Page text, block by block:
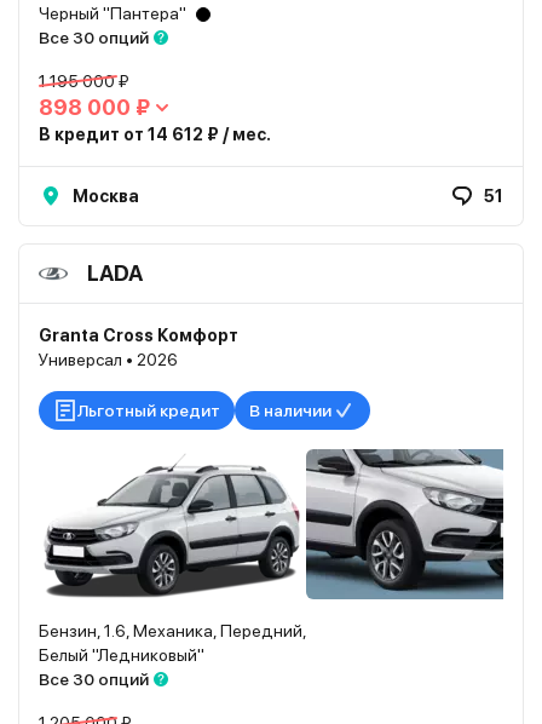
Черный "Пантера"
Все 30 опций
1 195 000 ₽
898 000 ₽
В кредит от 14 612 ₽ / мес.
Москва 51
LADA
Granta Cross Комфорт
Универсал • 2026
Льготный кредит В наличии
Бензин, 1.6, Механика, Передний,
Белый "Ледниковый"
Все 30 опций